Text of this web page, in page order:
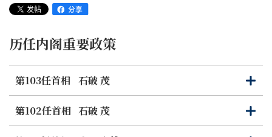
- 分發種子以恢復農業生產力，實施赴日培訓和技術轉讓
技術轉讓
- 向烏克蘭提供債務救助（暫緩償債方式：約78億日元，
- 批准在日烏克蘭人希望延長在日停留期限的申請
- 接收烏克蘭避難人員入境日本
合國難民署（UNHCR）人道主義救援物資、在醫療保
健等領域提供人力協助
历任内阁重要政策
第103任首相 石破 茂
打
开
关
闭
第102任首相 石破 茂
打
开
关
闭